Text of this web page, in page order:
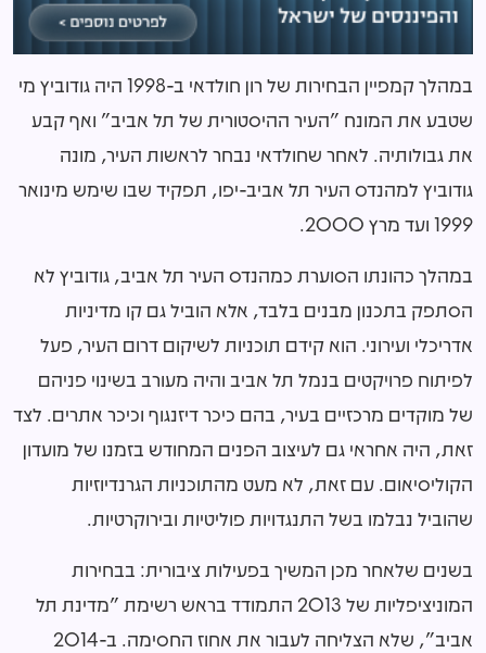
במהלך קמפיין הבחירות של רון חולדאי ב-1998 היה גודוביץ מי
שטבע את המונח "העיר ההיסטורית של תל אביב" ואף קבע
את גבולותיה. לאחר שחולדאי נבחר לראשות העיר, מונה
גודוביץ למהנדס העיר תל אביב-יפו, תפקיד שבו שימש מינואר
1999 ועד מרץ 2000.
במהלך כהונתו הסוערת כמהנדס העיר תל אביב, גודוביץ לא
הסתפק בתכנון מבנים בלבד, אלא הוביל גם קו מדיניות
אדריכלי ועירוני. הוא קידם תוכניות לשיקום דרום העיר, פעל
לפיתוח פרויקטים בנמל תל אביב והיה מעורב בשינוי פניהם
של מוקדים מרכזיים בעיר, בהם כיכר דיזנגוף וכיכר אתרים. לצד
זאת, היה אחראי גם לעיצוב הפנים המחודש בזמנו של מועדון
הקוליסיאום. עם זאת, לא מעט מהתוכניות הגרנדיוזיות
שהוביל נבלמו בשל התנגדויות פוליטיות ובירוקרטיות.
בשנים שלאחר מכן המשיך בפעילות ציבורית: בבחירות
המוניציפליות של 2013 התמודד בראש רשימת "מדינת תל
אביב", שלא הצליחה לעבור את אחוז החסימה. ב-2014